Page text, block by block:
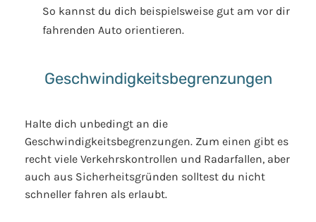
So kannst du dich beispielsweise gut am vor dir
fahrenden Auto orientieren.
Geschwindigkeitsbegrenzungen
Halte dich unbedingt an die
Geschwindigkeitsbegrenzungen. Zum einen gibt es
recht viele Verkehrskontrollen und Radarfallen, aber
auch aus Sicherheitsgründen solltest du nicht
schneller fahren als erlaubt.